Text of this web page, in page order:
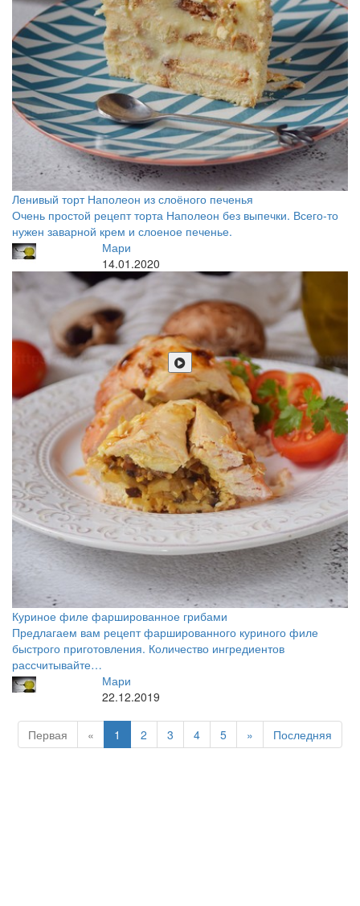
Ленивый торт Наполеон из слоёного печенья
Очень простой рецепт торта Наполеон без выпечки. Всего-то
нужен заварной крем и слоеное печенье.
Мари
14.01.2020
Куриное филе фаршированное грибами
Предлагаем вам рецепт фаршированного куриного филе
быстрого приготовления. Количество ингредиентов
рассчитывайте…
Мари
22.12.2019
Первая « 1 2 3 4 5 » Последняя